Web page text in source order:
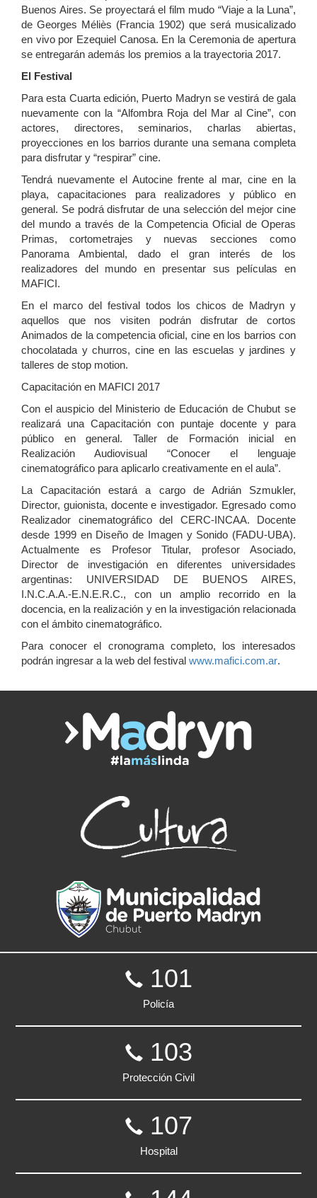
Buenos Aires. Se proyectará el film mudo “Viaje a la Luna”,
de Georges Méliès (Francia 1902) que será musicalizado
en vivo por Ezequiel Canosa. En la Ceremonia de apertura
se entregarán además los premios a la trayectoria 2017.
El Festival
Para esta Cuarta edición, Puerto Madryn se vestirá de gala
nuevamente con la “Alfombra Roja del Mar al Cine”, con
actores, directores, seminarios, charlas abiertas,
proyecciones en los barrios durante una semana completa
para disfrutar y “respirar” cine.
Tendrá nuevamente el Autocine frente al mar, cine en la
playa, capacitaciones para realizadores y público en
general. Se podrá disfrutar de una selección del mejor cine
del mundo a través de la Competencia Oficial de Operas
Primas, cortometrajes y nuevas secciones como
Panorama Ambiental, dado el gran interés de los
realizadores del mundo en presentar sus películas en
MAFICI.
En el marco del festival todos los chicos de Madryn y
aquellos que nos visiten podrán disfrutar de cortos
Animados de la competencia oficial, cine en los barrios con
chocolatada y churros, cine en las escuelas y jardines y
talleres de stop motion.
Capacitación en MAFICI 2017
Con el auspicio del Ministerio de Educación de Chubut se
realizará una Capacitación con puntaje docente y para
público en general. Taller de Formación inicial en
Realización Audiovisual “Conocer el lenguaje
cinematográfico para aplicarlo creativamente en el aula”.
La Capacitación estará a cargo de Adrián Szmukler,
Director, guionista, docente e investigador. Egresado como
Realizador cinematográfico del CERC-INCAA. Docente
desde 1999 en Diseño de Imagen y Sonido (FADU-UBA).
Actualmente es Profesor Titular, profesor Asociado,
Director de investigación en diferentes universidades
argentinas: UNIVERSIDAD DE BUENOS AIRES,
I.N.C.A.A.-E.N.E.R.C., con un amplio recorrido en la
docencia, en la realización y en la investigación relacionada
con el ámbito cinematográfico.
Para conocer el cronograma completo, los interesados
podrán ingresar a la web del festival www.mafici.com.ar.
101
Policía
103
Protección Civil
107
Hospital